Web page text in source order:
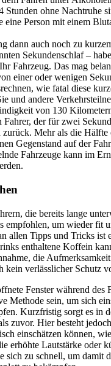
Stunden ohne Nachtruhe
eine Person mit einem
dann auch noch zu
Sekundenschlaf –
Fahrzeug. Das mag
einer oder wenigen
wie fatal diese
und andere
von 130
Fahrer, der für zwei
Mehr als die Hälfte
Gegenstand auf der
Fahrzeuge kann im
die bereits lange
empfohlen, um wieder fit
allen Tipps und Tricks ist
enthaltene Koffein
die
kein verlässlicher Schutz
Fenster während des
Methode sein, um sich
Kurzfristig sorgt es in
zuvor. Hier besteht
einschätzen können,
erhöhte Lautstärke oder
sich zu schnell, um damit